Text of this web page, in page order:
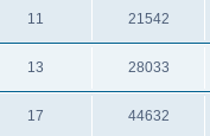
11 21542
13 28033
17 44632